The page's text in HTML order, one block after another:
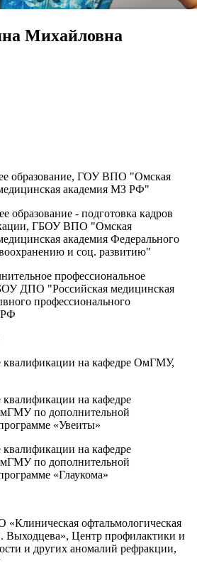
Михайловна
образование, ГОУ ВПО "Омская
академия МЗ РФ"
образование - подготовка кадров
ГБОУ ВПО "Омская
академия Федерального
и соц. развитию"
профессиональное
ДПО "Российская медицинская
профессионального
РФ
на кафедре ОмГМУ,
на кафедре
по дополнительной
«Увеиты»
на кафедре
по дополнительной
«Глаукома»
«Клиническая офтальмологическая
Центр профилактики и
и других аномалий рефракции,